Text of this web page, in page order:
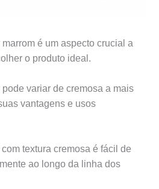
é um aspecto crucial a
o produto ideal.
variar de cremosa a mais
vantagens e usos
textura cremosa é fácil de
ao longo da linha dos